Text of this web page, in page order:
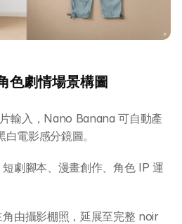
色劇情場景構圖
片輸入，Nano Banana 可自動產
電影感分鏡圖。
短劇腳本、漫畫創作、角色 IP 運
由攝影棚照，延展至完整 noir